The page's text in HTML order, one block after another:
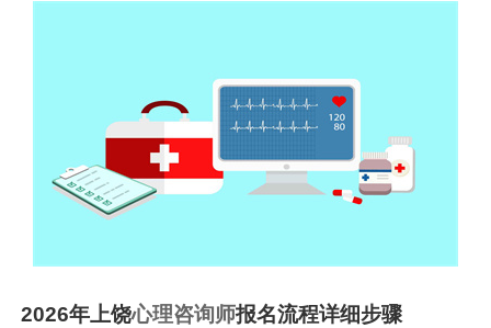
2026年上饶心理咨询师报名流程详细步骤